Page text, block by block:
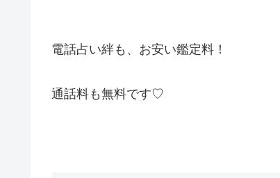
電話占い絆も、お安い鑑定料！
通話料も無料です♡